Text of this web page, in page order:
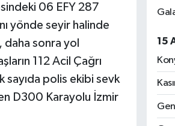
06 EFY 287
yönde seyir halinde
daha sonra yol
112 Acil Çağrı
polis ekibi sevk
D300 Karayolu İzmir
15